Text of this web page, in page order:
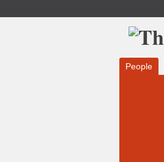
People